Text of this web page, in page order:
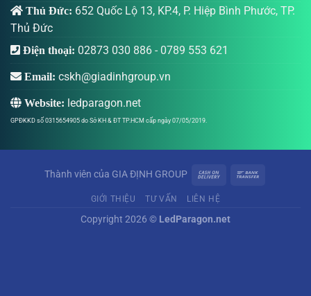
Thủ Đức: 652 Quốc Lộ 13, KP.4, P. Hiệp Bình Phước, TP.
Thủ Đức
Điện thoại: 02873 030 886 - 0789 553 621
Email: cskh@giadinhgroup.vn
Website: ledparagon.net
GPĐKKD số 0315654905 do Sở KH & ĐT TP.HCM cấp ngày 07/05/2019.
Thành viên của GIA ĐỊNH GROUP
GIỚI THIỆU TƯ VẤN LIÊN HỆ
Copyright 2026 © LedParagon.net